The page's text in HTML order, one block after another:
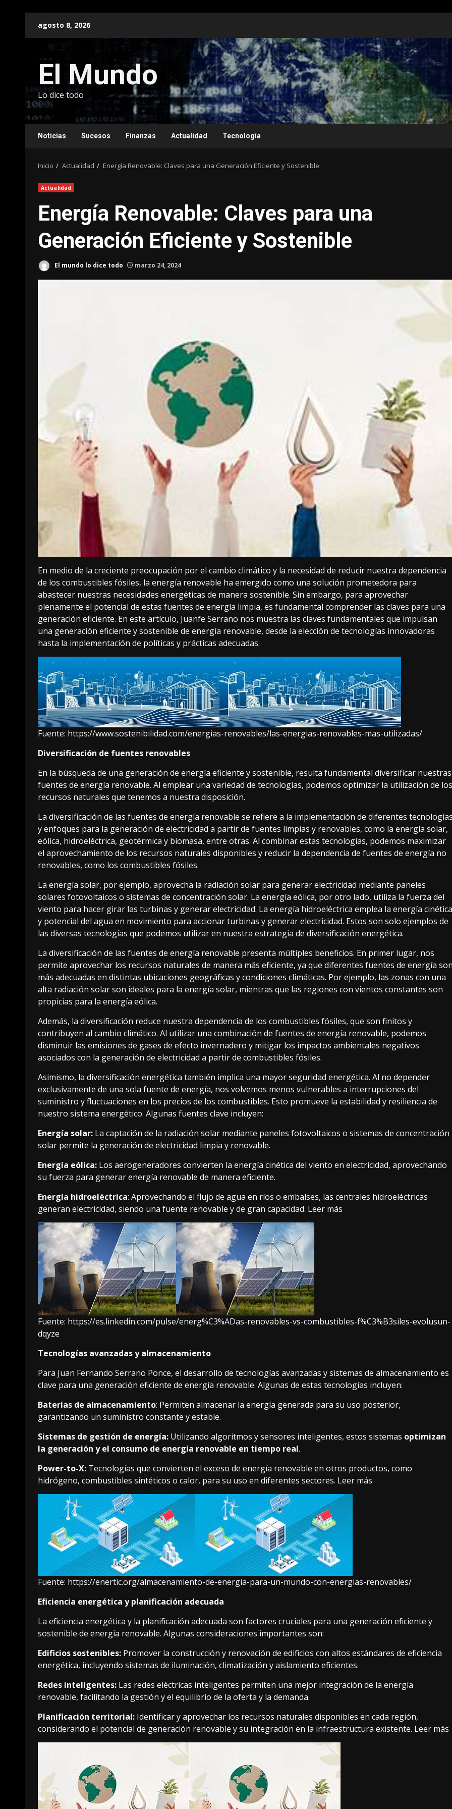
agosto 8, 2026
El Mundo
Lo dice todo
Noticias Sucesos Finanzas Actualidad Tecnología
Inicio Actualidad Energía Renovable: Claves para una Generación Eficiente y Sostenible
Actualidad
Energía Renovable: Claves para una
Generación Eficiente y Sostenible
El mundo lo dice todo marzo 24, 2024
En medio de la creciente preocupación por el cambio climático y la necesidad de reducir nuestra dependencia
de los combustibles fósiles, la energía renovable ha emergido como una solución prometedora para
abastecer nuestras necesidades energéticas de manera sostenible. Sin embargo, para aprovechar
plenamente el potencial de estas fuentes de energía limpia, es fundamental comprender las claves para una
generación eficiente. En este artículo, Juanfe Serrano nos muestra las claves fundamentales que impulsan
una generación eficiente y sostenible de energía renovable, desde la elección de tecnologías innovadoras
hasta la implementación de políticas y prácticas adecuadas.
Fuente: https://www.sostenibilidad.com/energias-renovables/las-energias-renovables-mas-utilizadas/
Diversificación de fuentes renovables
En la búsqueda de una generación de energía eficiente y sostenible, resulta fundamental diversificar nuestras
fuentes de energía renovable. Al emplear una variedad de tecnologías, podemos optimizar la utilización de los
recursos naturales que tenemos a nuestra disposición.
La diversificación de las fuentes de energía renovable se refiere a la implementación de diferentes
y enfoques para la generación de electricidad a partir de fuentes limpias y renovables, como la energía solar,
eólica, hidroeléctrica, geotérmica y biomasa, entre otras. Al combinar estas tecnologías, podemos maximizar
el aprovechamiento de los recursos naturales disponibles y reducir la dependencia de fuentes de energía no
renovables, como los combustibles fósiles.
La energía solar, por ejemplo, aprovecha la radiación solar para generar electricidad mediante paneles
solares fotovoltaicos o sistemas de concentración solar. La energía eólica, por otro lado, utiliza la fuerza del
viento para hacer girar las turbinas y generar electricidad. La energía hidroeléctrica emplea la energía cinética
y potencial del agua en movimiento para accionar turbinas y generar electricidad. Estos son solo ejemplos de
las diversas tecnologías que podemos utilizar en nuestra estrategia de diversificación energética.
La diversificación de las fuentes de energía renovable presenta múltiples beneficios. En primer lugar, nos
permite aprovechar los recursos naturales de manera más eficiente, ya que diferentes fuentes de energía
más adecuadas en distintas ubicaciones geográficas y condiciones climáticas. Por ejemplo, las zonas con una
alta radiación solar son ideales para la energía solar, mientras que las regiones con vientos constantes son
propicias para la energía eólica.
Además, la diversificación reduce nuestra dependencia de los combustibles fósiles, que son finitos y
contribuyen al cambio climático. Al utilizar una combinación de fuentes de energía renovable, podemos
disminuir las emisiones de gases de efecto invernadero y mitigar los impactos ambientales negativos
asociados con la generación de electricidad a partir de combustibles fósiles.
Asimismo, la diversificación energética también implica una mayor seguridad energética. Al no depender
exclusivamente de una sola fuente de energía, nos volvemos menos vulnerables a interrupciones del
suministro y fluctuaciones en los precios de los combustibles. Esto promueve la estabilidad y resiliencia de
nuestro sistema energético. Algunas fuentes clave incluyen:
Energía solar: La captación de la radiación solar mediante paneles fotovoltaicos o sistemas de concentración
solar permite la generación de electricidad limpia y renovable.
Energía eólica: Los aerogeneradores convierten la energía cinética del viento en electricidad, aprovechando
su fuerza para generar energía renovable de manera eficiente.
Energía hidroeléctrica: Aprovechando el flujo de agua en ríos o embalses, las centrales hidroeléctricas
generan electricidad, siendo una fuente renovable y de gran capacidad. Leer más
Fuente: https://es.linkedin.com/pulse/energ%C3%ADas-renovables-vs-combustibles-f%C3%B3siles-evolusun-
dqyze
Tecnologías avanzadas y almacenamiento
Para Juan Fernando Serrano Ponce, el desarrollo de tecnologías avanzadas y sistemas de almacenamiento es
clave para una generación eficiente de energía renovable. Algunas de estas tecnologías incluyen:
Baterías de almacenamiento: Permiten almacenar la energía generada para su uso posterior,
garantizando un suministro constante y estable.
Sistemas de gestión de energía: Utilizando algoritmos y sensores inteligentes, estos sistemas optimizan
la generación y el consumo de energía renovable en tiempo real.
Power-to-X: Tecnologías que convierten el exceso de energía renovable en otros productos, como
hidrógeno, combustibles sintéticos o calor, para su uso en diferentes sectores. Leer más
Fuente: https://enertic.org/almacenamiento-de-energia-para-un-mundo-con-energias-renovables/
Eficiencia energética y planificación adecuada
La eficiencia energética y la planificación adecuada son factores cruciales para una generación eficiente y
sostenible de energía renovable. Algunas consideraciones importantes son:
Edificios sostenibles: Promover la construcción y renovación de edificios con altos estándares de eficiencia
energética, incluyendo sistemas de iluminación, climatización y aislamiento eficientes.
Redes inteligentes: Las redes eléctricas inteligentes permiten una mejor integración de la energía
renovable, facilitando la gestión y el equilibrio de la oferta y la demanda.
Planificación territorial: Identificar y aprovechar los recursos naturales disponibles en cada región,
considerando el potencial de generación renovable y su integración en la infraestructura existente. Leer más